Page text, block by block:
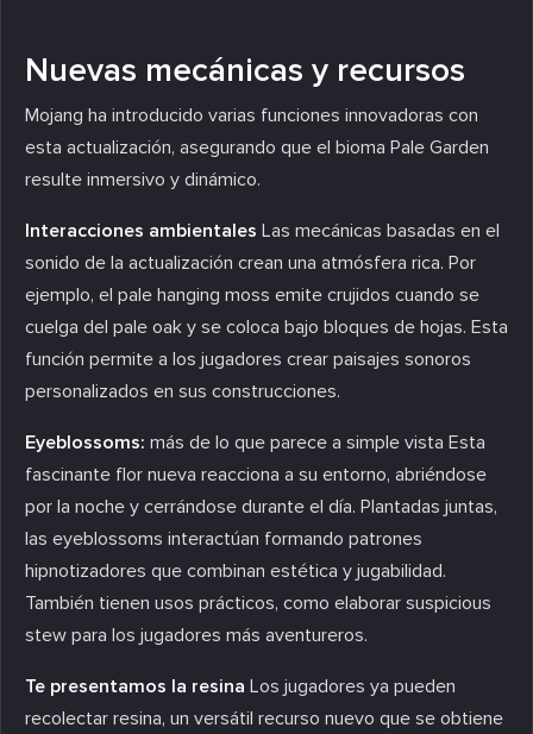
Nuevas mecánicas y recursos
Mojang ha introducido varias funciones innovadoras con
esta actualización, asegurando que el bioma Pale Garden
resulte inmersivo y dinámico.
Interacciones ambientales Las mecánicas basadas en el
sonido de la actualización crean una atmósfera rica. Por
ejemplo, el pale hanging moss emite crujidos cuando se
cuelga del pale oak y se coloca bajo bloques de hojas. Esta
función permite a los jugadores crear paisajes sonoros
personalizados en sus construcciones.
Eyeblossoms: más de lo que parece a simple vista Esta
fascinante flor nueva reacciona a su entorno, abriéndose
por la noche y cerrándose durante el día. Plantadas juntas,
las eyeblossoms interactúan formando patrones
hipnotizadores que combinan estética y jugabilidad.
También tienen usos prácticos, como elaborar suspicious
stew para los jugadores más aventureros.
Te presentamos la resina Los jugadores ya pueden
recolectar resina, un versátil recurso nuevo que se obtiene